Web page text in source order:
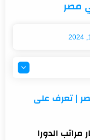
في السعودية؟
2024 في مصر | تعرف على
مراتب الدورا